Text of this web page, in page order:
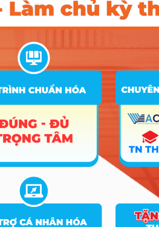
ĐĂNG KÝ NGAY
Công cụ
Trắc nghiệm MBTI
Tra cứu đề án tuyển sinh
Tin tức
Tin giáo dục nổi bật